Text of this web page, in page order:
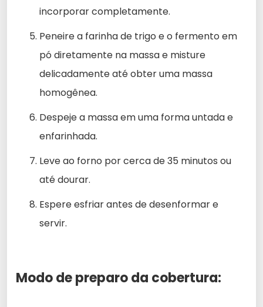
incorporar completamente.
Peneire a farinha de trigo e o fermento em
pó diretamente na massa e misture
delicadamente até obter uma massa
homogênea.
Despeje a massa em uma forma untada e
enfarinhada.
Leve ao forno por cerca de 35 minutos ou
até dourar.
Espere esfriar antes de desenformar e
servir.
Modo de preparo da cobertura: